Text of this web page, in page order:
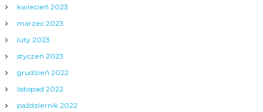
kwiecień 2023
marzec 2023
luty 2023
styczeń 2023
grudzień 2022
listopad 2022
październik 2022